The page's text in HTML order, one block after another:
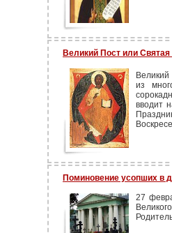
Великий Пост или
из
вводит
Поминовение усопших в
27